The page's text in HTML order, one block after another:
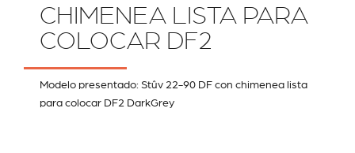
CHIMENEA LISTA PARA
COLOCAR DF2
Modelo presentado: Stûv 22-90 DF con chimenea lista
para colocar DF2 DarkGrey